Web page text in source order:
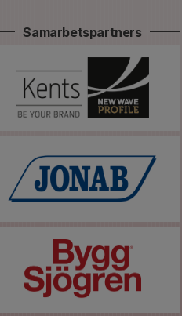
Samarbetspartners